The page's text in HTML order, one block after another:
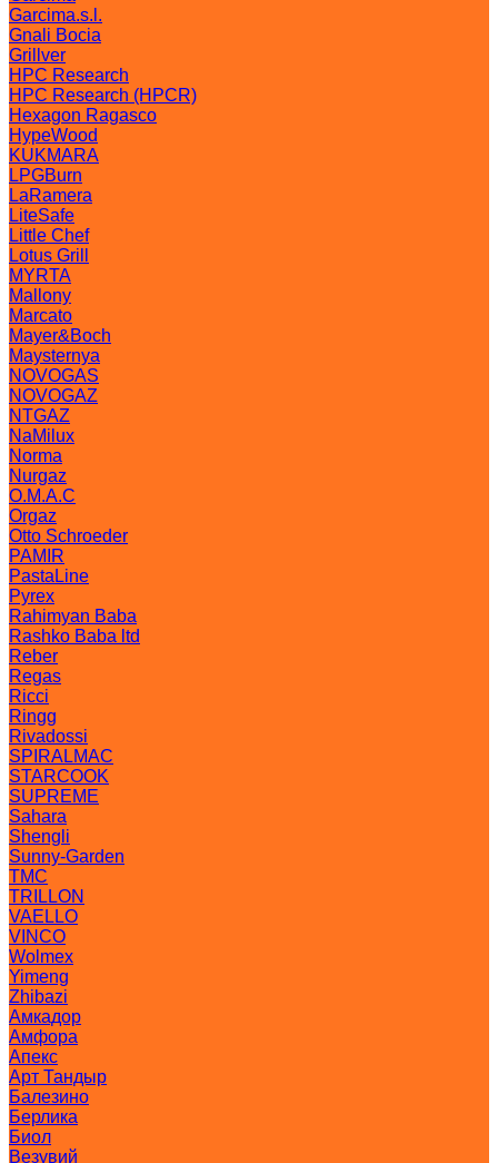
Garcima.s.l.
Gnali Bocia
Grillver
HPC Research
HPC Research (HPCR)
Hexagon Ragasco
HypeWood
KUKMARA
LPGBurn
LaRamera
LiteSafe
Little Chef
Lotus Grill
MYRTA
Mallony
Marcato
Mayer&Boch
Maysternya
NOVOGAS
NOVOGAZ
NTGAZ
NaMilux
Norma
Nurgaz
O.M.A.C
Orgaz
Otto Schroeder
PAMIR
PastaLine
Pyrex
Rahimyan Baba
Rashko Baba ltd
Reber
Regas
Ricci
Ringg
Rivadossi
SPIRALMAC
STARCOOK
SUPREME
Sahara
Shengli
Sunny-Garden
TMC
TRILLON
VAELLO
VINCO
Wolmex
Yimeng
Zhibazi
Амкадор
Амфора
Апекс
Арт Тандыр
Балезино
Берлика
Биол
Везувий